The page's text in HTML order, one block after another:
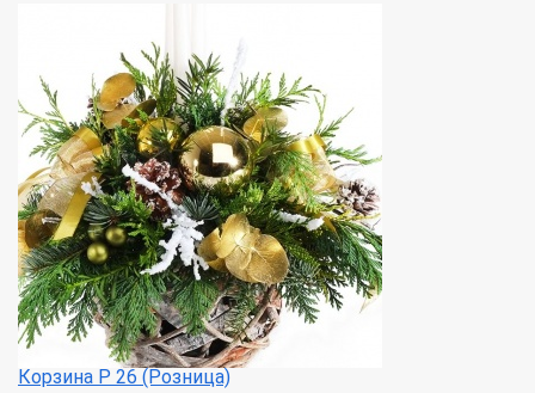
Корзина Р 26 (Розница)